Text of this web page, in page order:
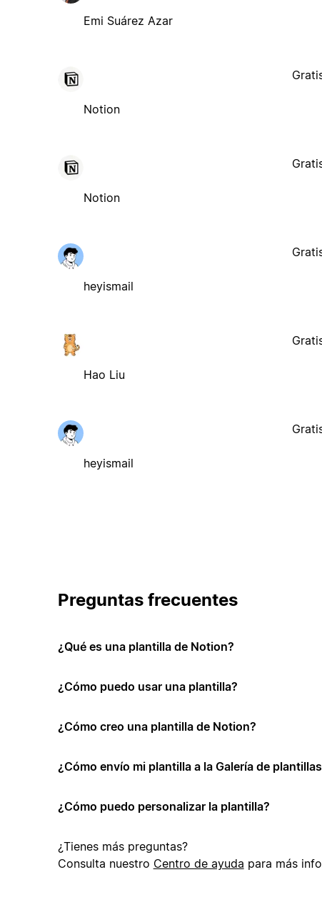
Emi Suárez Azar
Notion
Notion
heyismail
Hao Liu
heyismail
Preguntas frecuentes
¿Qué es una plantilla de Notion?
¿Cómo puedo usar una plantilla?
¿Cómo creo una plantilla de Notion?
¿Cómo envío mi plantilla a la Galería de
¿Cómo puedo personalizar la plantilla?
¿Tienes más preguntas?
Consulta nuestro Centro de ayuda para más